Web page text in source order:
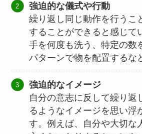
強迫的な儀式や行動
繰り返し同じ動作を行うこ
することができると感じて
手を何度も洗う、特定の数
パターンで物を配置するな
強迫的なイメージ
自分の意志に反して繰り返
るようなイメージを思い浮
す。例えば、自分や大切な